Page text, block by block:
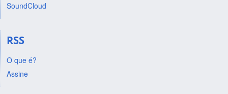
SoundCloud
RSS
O que é?
Assine